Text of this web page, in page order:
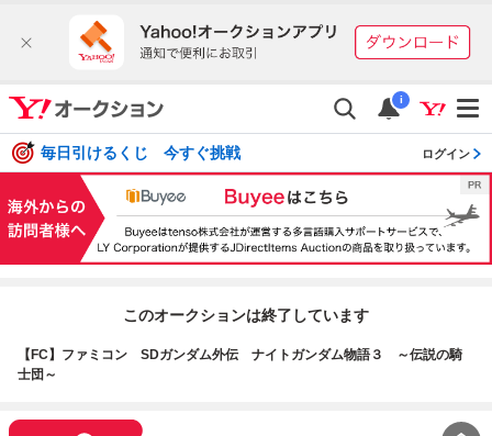
i
毎日引けるくじ 今すぐ挑戦 ログイン
このオークションは終了しています
【FC】ファミコン SDガンダム外伝 ナイトガンダム物語３ ～伝説の騎
士団～